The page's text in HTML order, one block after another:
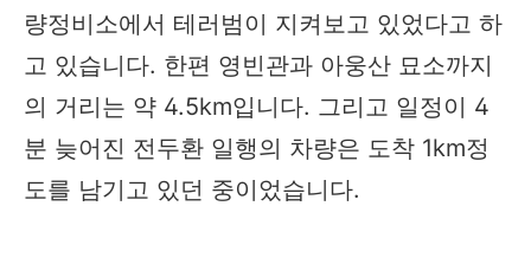
량정비소에서 테러범이 지켜보고 있었다고 하
고 있습니다. 한편 영빈관과 아웅산 묘소까지
의 거리는 약 4.5km입니다. 그리고 일정이 4
분 늦어진 전두환 일행의 차량은 도착 1km​정
도를 남기고 있던 중이었습니다.